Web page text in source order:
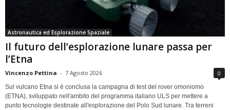
Astronautica ed Esplorazione Spaziale
Il futuro dell’esplorazione lunare passa per
l’Etna
Vincenzo Pettina - 7 Agosto 2026 0
Sul vulcano Etna si è conclusa la campagna di test del rover omoniomo
(ETNA), sviluppato nell'ambito del programma italiano ULS per mettere a
punto tecnologie destinate all'esplorazione del Polo Sud lunare. Tra terreni